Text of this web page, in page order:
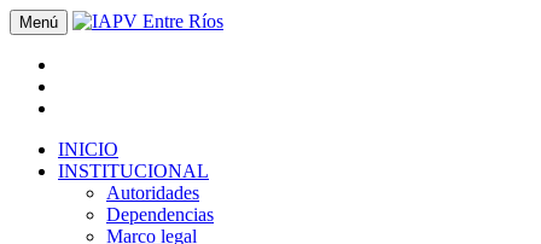
Menú
INICIO
INSTITUCIONAL
Autoridades
Dependencias
Marco legal